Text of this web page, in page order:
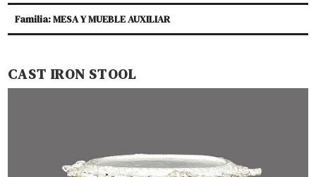
Familia: MESA Y MUEBLE AUXILIAR
CAST IRON STOOL